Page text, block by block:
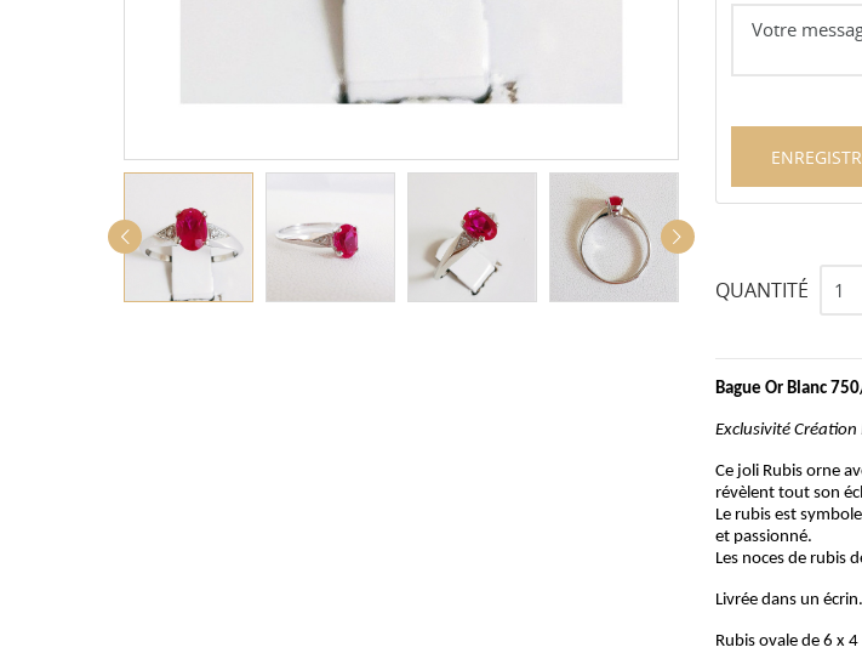
QUANTITÉ
Bague Or Blanc
Exclusivité
Ce joli Rubis orne
révèlent tout son
Le rubis est
et passionné.
Les noces de rubis
Livrée dans un écrin.
Rubis ovale de 6 x